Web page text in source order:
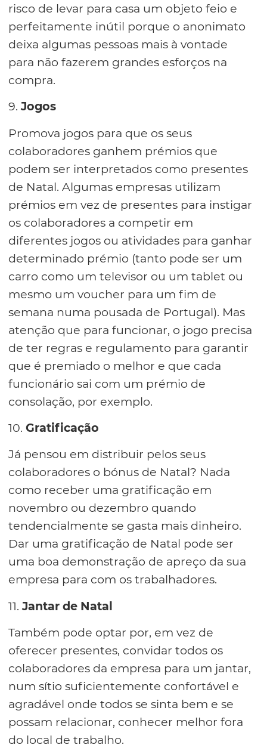
risco de levar para casa um objeto feio e
perfeitamente inútil porque o anonimato
deixa algumas pessoas mais à vontade
para não fazerem grandes esforços na
compra.
9. Jogos
Promova jogos para que os seus
colaboradores ganhem prémios que
podem ser interpretados como presentes
de Natal. Algumas empresas utilizam
prémios em vez de presentes para instigar
os colaboradores a competir em
diferentes jogos ou atividades para ganhar
determinado prémio (tanto pode ser um
carro como um televisor ou um tablet ou
mesmo um voucher para um fim de
semana numa pousada de Portugal). Mas
atenção que para funcionar, o jogo precisa
de ter regras e regulamento para garantir
que é premiado o melhor e que cada
funcionário sai com um prémio de
consolação, por exemplo.
10. Gratificação
Já pensou em distribuir pelos seus
colaboradores o bónus de Natal? Nada
como receber uma gratificação em
novembro ou dezembro quando
tendencialmente se gasta mais dinheiro.
Dar uma gratificação de Natal pode ser
uma boa demonstração de apreço da sua
empresa para com os trabalhadores.
11. Jantar de Natal
Também pode optar por, em vez de
oferecer presentes, convidar todos os
colaboradores da empresa para um jantar,
num sítio suficientemente confortável e
agradável onde todos se sinta bem e se
possam relacionar, conhecer melhor fora
do local de trabalho.